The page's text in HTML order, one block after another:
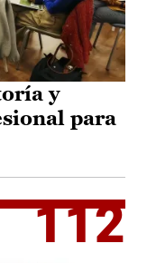
y
para
112